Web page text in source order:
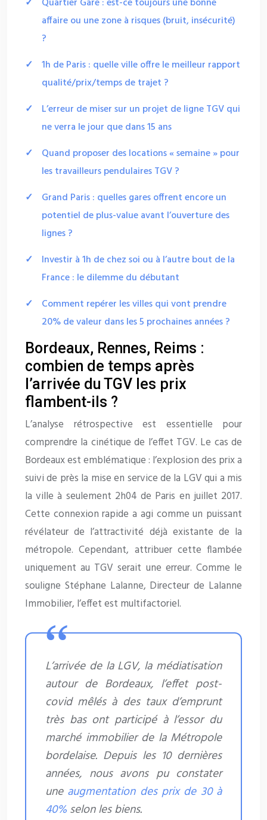
Quartier Gare : est-ce toujours une bonne
affaire ou une zone à risques (bruit, insécurité)
?
1h de Paris : quelle ville offre le meilleur rapport
qualité/prix/temps de trajet ?
L’erreur de miser sur un projet de ligne TGV qui
ne verra le jour que dans 15 ans
Quand proposer des locations « semaine » pour
les travailleurs pendulaires TGV ?
Grand Paris : quelles gares offrent encore un
potentiel de plus-value avant l’ouverture des
lignes ?
Investir à 1h de chez soi ou à l’autre bout de la
France : le dilemme du débutant
Comment repérer les villes qui vont prendre
20% de valeur dans les 5 prochaines années ?
Bordeaux, Rennes, Reims :
combien de temps après
l’arrivée du TGV les prix
flambent-ils ?
L’analyse rétrospective est essentielle pour
comprendre la cinétique de l’effet TGV. Le cas de
Bordeaux est emblématique : l’explosion des prix a
suivi de près la mise en service de la LGV qui a mis
la ville à seulement 2h04 de Paris en juillet 2017.
Cette connexion rapide a agi comme un puissant
révélateur de l’attractivité déjà existante de la
métropole. Cependant, attribuer cette flambée
uniquement au TGV serait une erreur. Comme le
souligne Stéphane Lalanne, Directeur de Lalanne
Immobilier, l’effet est multifactoriel.
L’arrivée de la LGV, la médiatisation
autour de Bordeaux, l’effet post-
covid mêlés à des taux d’emprunt
très bas ont participé à l’essor du
marché immobilier de la Métropole
bordelaise. Depuis les 10 dernières
années, nous avons pu constater
une augmentation des prix de 30 à
40% selon les biens.